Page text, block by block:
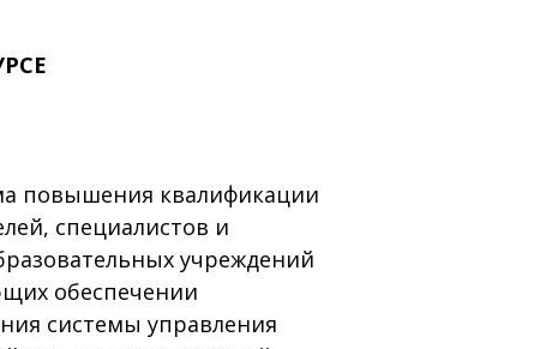
повышения квалификации
специалистов и
учреждений
обеспечении
системы управления